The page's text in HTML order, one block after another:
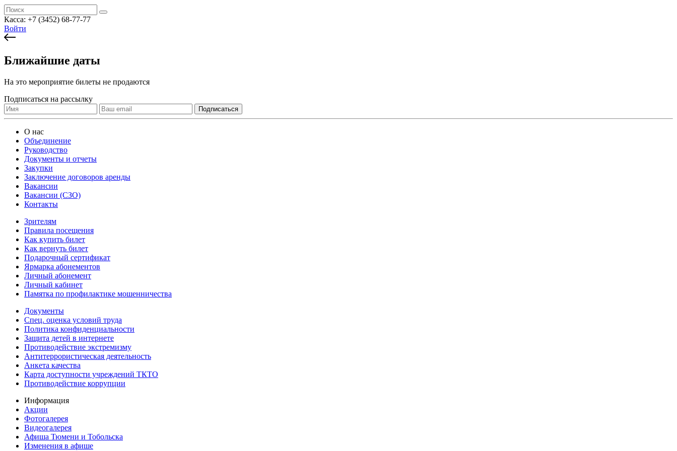
Касса: +7 (3452) 68-77-77
Войти
Ближайшие даты
На это мероприятие билеты не продаются
Подписаться на рассылку
О нас
Объединение
Руководство
Документы и отчеты
Закупки
Заключение договоров аренды
Вакансии
Вакансии (СЗО)
Контакты
Зрителям
Правила посещения
Как купить билет
Как вернуть билет
Подарочный сертификат
Ярмарка абонементов
Личный абонемент
Личный кабинет
Памятка по профилактике мошенничества
Документы
Спец. оценка условий труда
Политика конфиденциальности
Защита детей в интернете
Противодействие экстремизму
Антитеррористическая деятельность
Анкета качества
Карта доступности учреждений ТКТО
Противодействие коррупции
Информация
Акции
Фотогалерея
Видеогалерея
Афиша Тюмени и Тобольска
Изменения в афише